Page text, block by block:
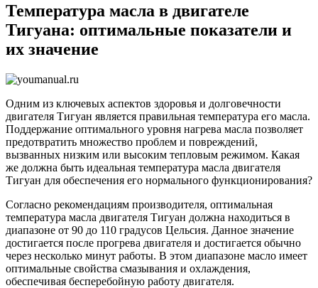
Температура масла в двигателе
Тигуана: оптимальные показатели и
их значение
Одним из ключевых аспектов здоровья и долговечности
двигателя Тигуан является правильная температура его масла.
Поддержание оптимального уровня нагрева масла позволяет
предотвратить множество проблем и повреждений,
вызванных низким или высоким тепловым режимом. Какая
же должна быть идеальная температура масла двигателя
Тигуан для обеспечения его нормального функционирования?
Согласно рекомендациям производителя, оптимальная
температура масла двигателя Тигуан должна находиться в
диапазоне от 90 до 110 градусов Цельсия. Данное значение
достигается после прогрева двигателя и достигается обычно
через несколько минут работы. В этом диапазоне масло имеет
оптимальные свойства смазывания и охлаждения,
обеспечивая бесперебойную работу двигателя.